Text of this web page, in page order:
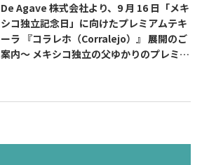
メキシコ旅行
トピックス
De Agave 株式会社より、9 月 16 日「メキ
シコ独立記念日」に向けたプレミアムテキ
ーラ 『コラレホ（Corralejo）』 展開のご
案内〜 メキシコ独立の父ゆかりのプレミア